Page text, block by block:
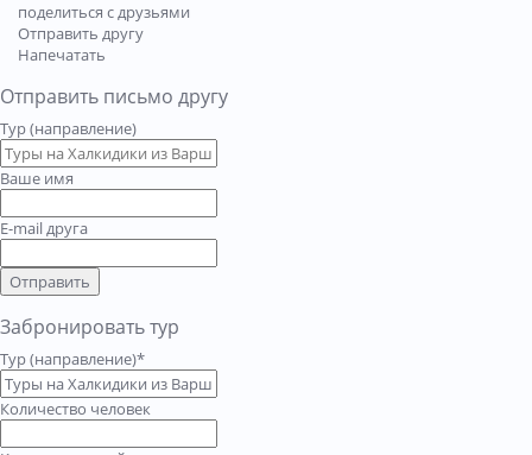
поделиться с друзьями
Отправить другу
Напечатать
Отправить письмо другу
Тур (направление)
Ваше имя
E-mail друга
Отправить
Забронировать тур
Тур (направление)*
Количество человек